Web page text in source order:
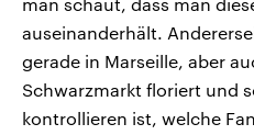
man schaut, dass man
auseinanderhält.
gerade in Marseille, aber
Schwarzmarkt floriert und
kontrollieren ist, welche